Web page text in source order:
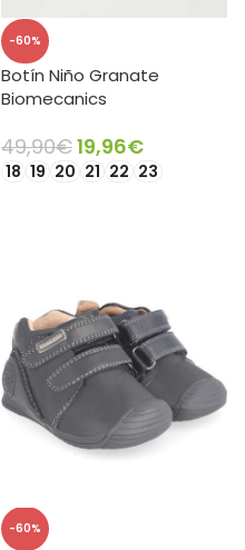
-60%
Botín Niño Granate
Biomecanics
49,90€19,96€
18 19 20 21 22 23
-60%